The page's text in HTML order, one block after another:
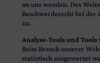
an uns wenden. Des
Beschwerderecht bei der
zu.
Analyse-Tools und
Beim Besuch unserer
statistisch ausgewertet